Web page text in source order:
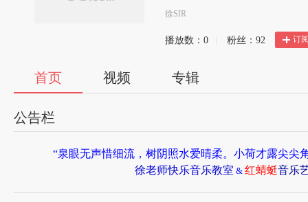
徐SIR
播放数： 0 粉丝： 92 订
首页 视频 专辑
公告栏
“泉眼无声惜细流，树阴照水爱晴柔。小荷才露尖尖
徐老师快乐音乐教室 & 红蜻蜓音乐